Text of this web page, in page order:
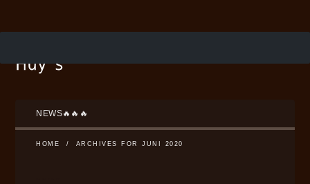
NEWS🔥🔥🔥
HOME / ARCHIVES FOR JUNI 2020